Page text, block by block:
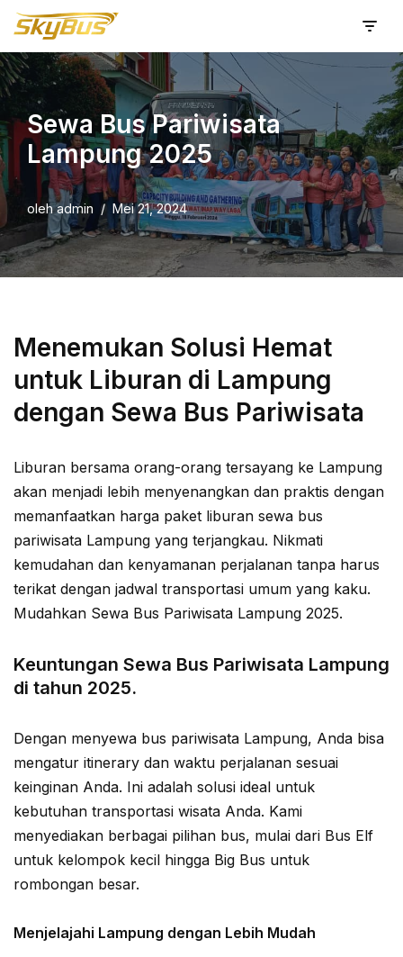
Lompat
ke
konten
Sewa Bus Pariwisata
Lampung 2025
olehadmin Mei 21, 2024
Menemukan Solusi Hemat
untuk Liburan di Lampung
dengan Sewa Bus Pariwisata
Liburan bersama orang-orang tersayang ke Lampung
akan menjadi lebih menyenangkan dan praktis dengan
memanfaatkan harga paket liburan sewa bus
pariwisata Lampung yang terjangkau. Nikmati
kemudahan dan kenyamanan perjalanan tanpa harus
terikat dengan jadwal transportasi umum yang kaku.
Mudahkan Sewa Bus Pariwisata Lampung 2025.
Keuntungan Sewa Bus Pariwisata Lampung
di tahun 2025.
Dengan menyewa bus pariwisata Lampung, Anda bisa
mengatur itinerary dan waktu perjalanan sesuai
keinginan Anda. Ini adalah solusi ideal untuk
kebutuhan transportasi wisata Anda. Kami
menyediakan berbagai pilihan bus, mulai dari Bus Elf
untuk kelompok kecil hingga Big Bus untuk
rombongan besar.
Menjelajahi Lampung dengan Lebih Mudah